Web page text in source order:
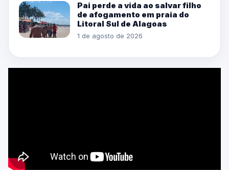
Pai perde a vida ao salvar filho
de afogamento em praia do
Litoral Sul de Alagoas
1 de agosto de 2026